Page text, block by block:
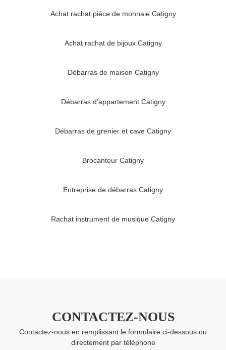
Achat rachat pièce de monnaie Catigny
Achat rachat de bijoux Catigny
Débarras de maison Catigny
Débarras d'appartement Catigny
Débarras de grenier et cave Catigny
Brocanteur Catigny
Entreprise de débarras Catigny
Rachat instrument de musique Catigny
CONTACTEZ-NOUS
Contactez-nous en remplissant le formulaire ci-dessous ou
directement par téléphone